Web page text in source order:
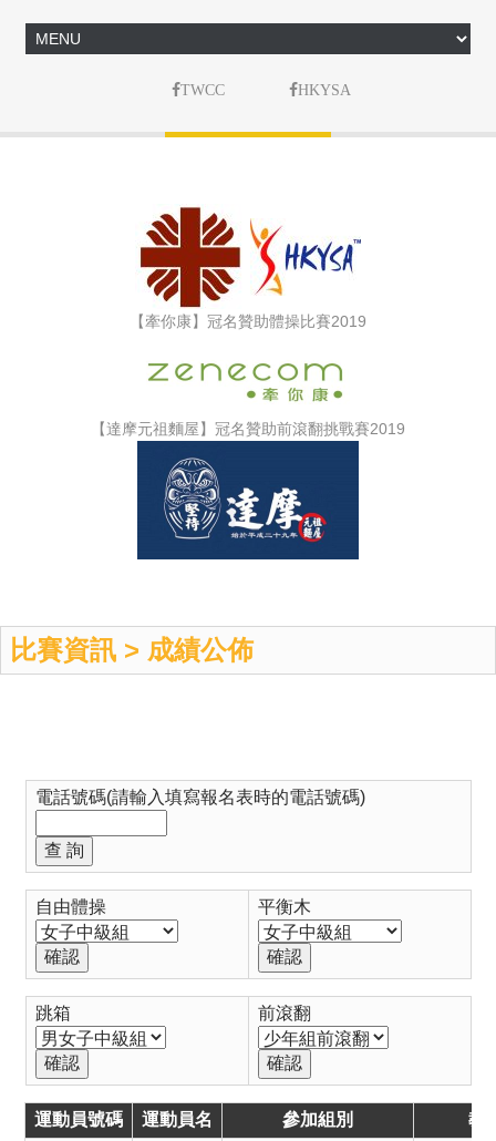
TWCC HKYSA
【牽你康】冠名贊助體操比賽2019
【達摩元祖麵屋】冠名贊助前滾翻挑戰賽2019
比賽資訊 > 成績公佈
電話號碼(請輸入填寫報名表時的電話號碼)
自由體操 平衡木
跳箱 前滾翻
運動員號碼 運動員名 參加組別
教